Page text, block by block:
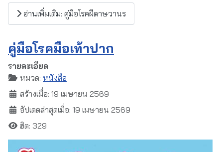
อ่านเพิ่มเติม: คู่มือโรคฝีดาษวานร
คู่มือโรคมือเท้าปาก
รายละเอียด
หมวด: หนังสือ
สร้างเมื่อ: 19 เมษายน 2569
อัปเดตล่าสุดเมื่อ: 19 เมษายน 2569
ฮิต: 329